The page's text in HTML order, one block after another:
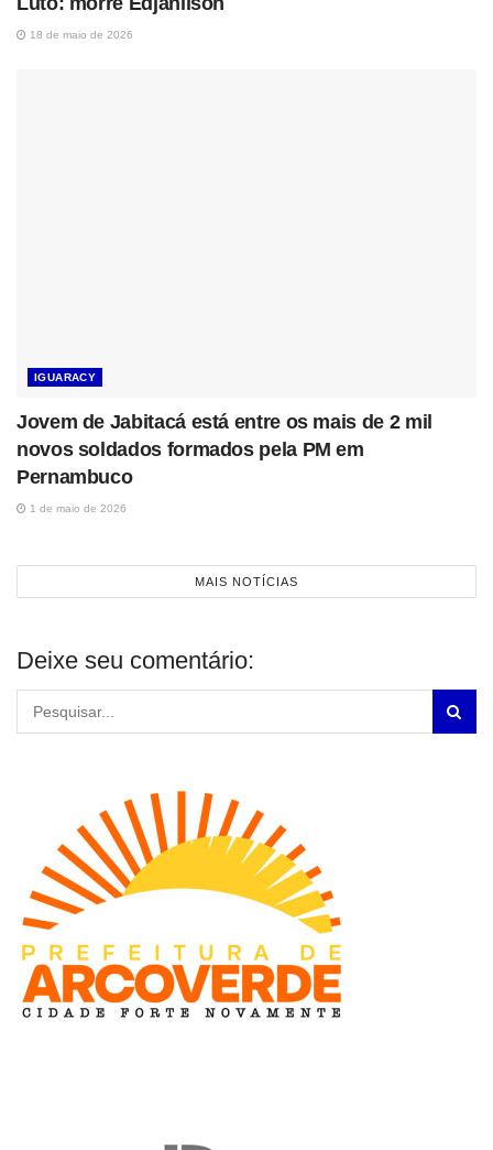
18 de maio de 2026
IGUARACY
Jovem de Jabitacá está entre os mais de 2 mil
novos soldados formados pela PM em
Pernambuco
1 de maio de 2026
MAIS NOTÍCIAS
Deixe seu comentário: